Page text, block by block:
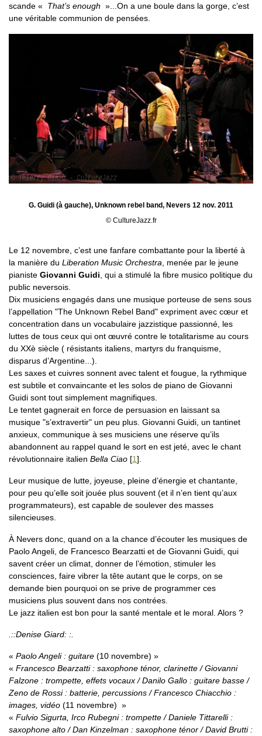
scande «
That’s enough »...On a une boule dans la gorge, c’est
une véritable communion de pensées.
G. Guidi (à gauche), Unknown rebel band, Nevers 12 nov. 2011
© CultureJazz.fr
Le 12 novembre, c’est une fanfare combattante pour la liberté à
la manière du Liberation Music Orchestra , menée par le jeune
pianiste Giovanni Guidi , qui a stimulé la fibre musico politique du
public neversois.
Dix musiciens engagés dans une musique porteuse de sens sous
l’appellation "The Unknown Rebel Band" expriment avec cœur et
concentration dans un vocabulaire jazzistique passionné, les
luttes de tous ceux qui ont œuvré contre le totalitarisme au cours
du XXè siècle ( résistants italiens, martyrs du franquisme,
disparus d’Argentine...).
Les saxes et cuivres sonnent avec talent et fougue, la rythmique
est subtile et convaincante et les solos de piano de Giovanni
Guidi sont tout simplement magnifiques.
Le tentet gagnerait en force de persuasion en laissant sa
musique "s’extravertir" un peu plus. Giovanni Guidi, un tantinet
anxieux, communique à ses musiciens une réserve qu’ils
abandonnent au rappel quand le sort en est jeté, avec le chant
révolutionnaire italien Bella Ciao [1]
Leur musique de lutte, joyeuse, pleine d’énergie et chantante,
pour peu qu’elle soit jouée plus souvent (et il n’en tient qu’aux
programmateurs), est capable de soulever des masses
silencieuses.
À Nevers donc, quand on a la chance d’écouter les musiques de
Paolo Angeli, de Francesco Bearzatti et de Giovanni Guidi, qui
savent créer un climat, donner de l’émotion, stimuler les
consciences, faire vibrer la tête autant que le corps, on se
demande bien pourquoi on se prive de programmer ces
musiciens plus souvent dans nos contrées.
Le jazz italien est bon pour la santé mentale et le moral. Alors ?
.::Denise Giard: :.
Paolo Angeli : guitare (10 novembre)
Francesco Bearzatti : saxophone ténor, clarinette / Giovanni
Falzone : trompette, effets vocaux / Danilo Gallo : guitare basse /
Zeno de Rossi : batterie, percussions / Francesco Chiacchio :
images, vidéo (11 novembre)
Fulvio Sigurta, Irco Rubegni : trompette / Daniele Tittarelli :
saxophone alto / Dan Kinzelman : saxophone ténor / David Brutti :